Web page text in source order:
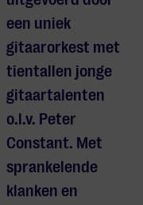
een uniek
gitaarorkest met
tientallen jonge
gitaartalenten
o.l.v. Peter
Constant. Met
sprankelende
klanken en